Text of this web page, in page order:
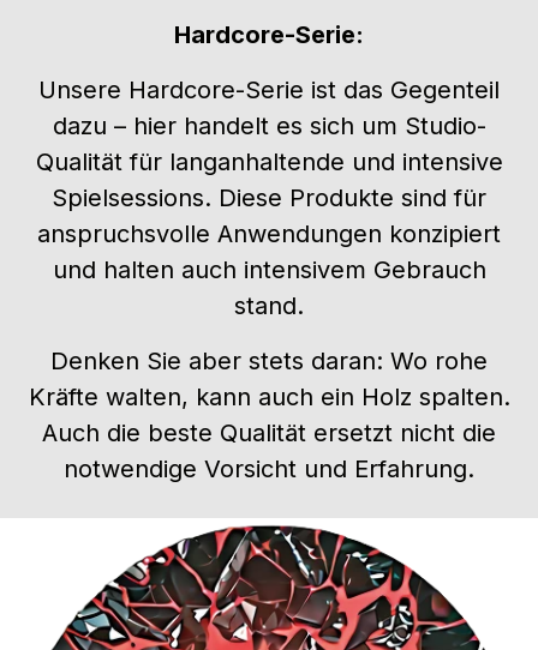
Hardcore-Serie:
Unsere Hardcore-Serie ist das Gegenteil
dazu – hier handelt es sich um Studio-
Qualität für langanhaltende und intensive
Spielsessions. Diese Produkte sind für
anspruchsvolle Anwendungen konzipiert
und halten auch intensivem Gebrauch
stand.
Denken Sie aber stets daran: Wo rohe
Kräfte walten, kann auch ein Holz spalten.
Auch die beste Qualität ersetzt nicht die
notwendige Vorsicht und Erfahrung.